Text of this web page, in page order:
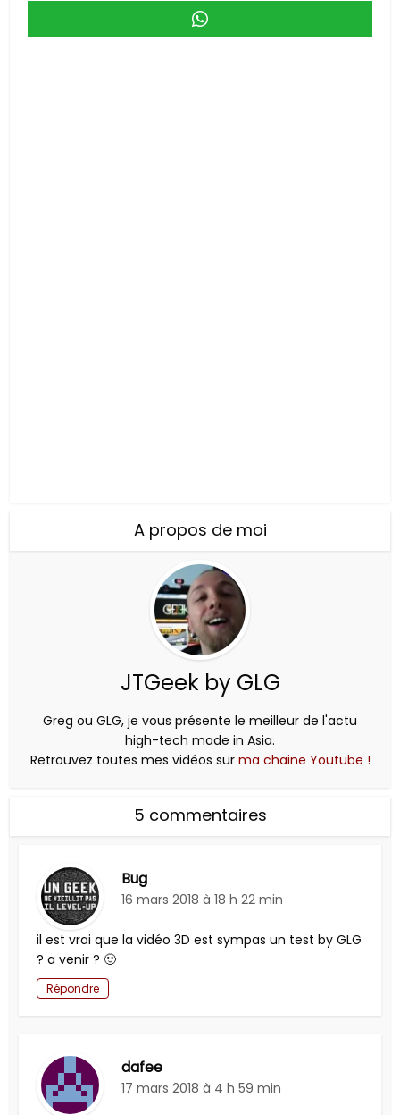
A propos de moi
JTGeek by GLG
Greg ou GLG, je vous présente le meilleur de l'actu
high-tech made in Asia.
Retrouvez toutes mes vidéos sur ma chaine Youtube !
5 commentaires
Bug
16 mars 2018 à 18 h 22 min
il est vrai que la vidéo 3D est sympas un test by GLG
? a venir ? 🙂
Répondre
dafee
17 mars 2018 à 4 h 59 min